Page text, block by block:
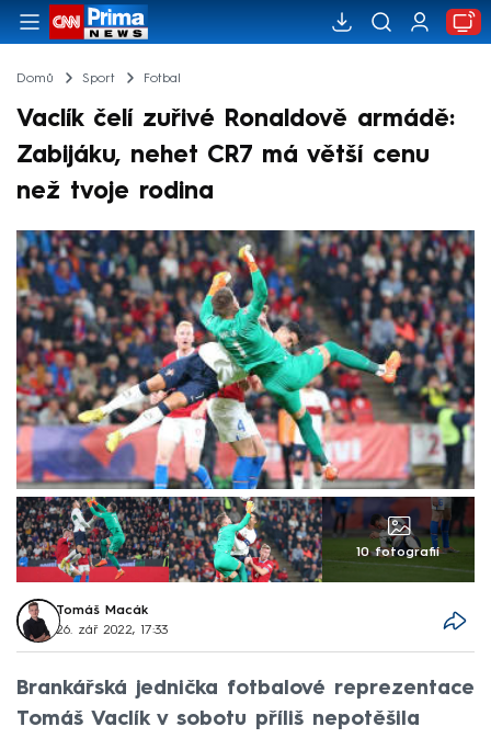
Domů Sport Fotbal
Vaclík čelí zuřivé Ronaldově armádě:
Zabijáku, nehet CR7 má větší cenu
než tvoje rodina
10 fotografií
Tomáš Macák
26. zář 2022, 17:33
Brankářská jednička fotbalové reprezentace
Tomáš Vaclík v sobotu příliš nepotěšila